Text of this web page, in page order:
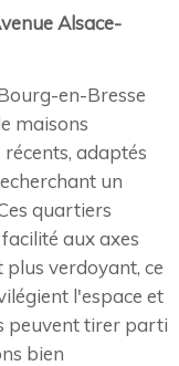
Alsace-
en-Bresse
maisons
adaptés
un
quartiers
aux axes
verdoyant, ce
l'espace et
peuvent tirer parti
bien